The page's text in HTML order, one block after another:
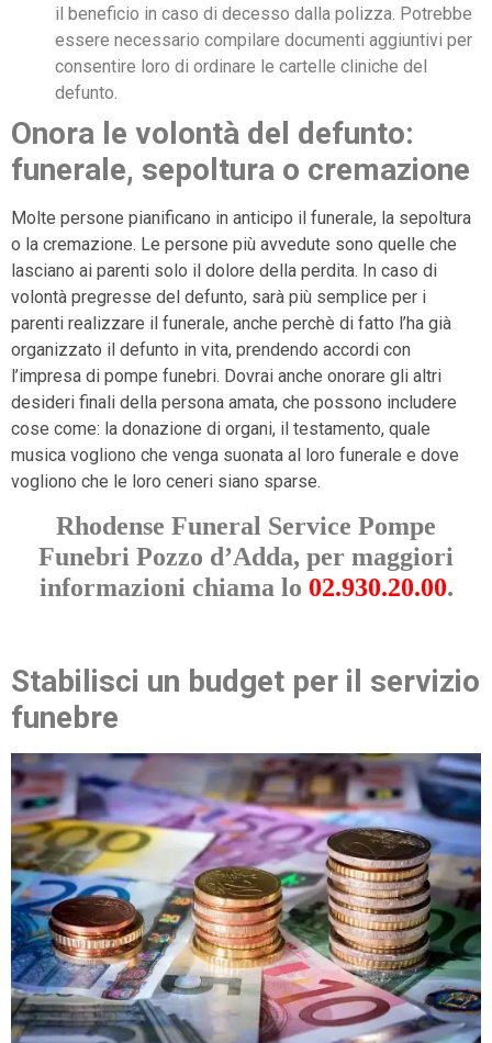
il beneficio in caso di decesso dalla polizza. Potrebbe
essere necessario compilare documenti aggiuntivi per
consentire loro di ordinare le cartelle cliniche del
defunto.
Onora le volontà del defunto:
funerale, sepoltura o cremazione
Molte persone pianificano in anticipo il funerale, la sepoltura
o la cremazione. Le persone più avvedute sono quelle che
lasciano ai parenti solo il dolore della perdita. In caso di
volontà pregresse del defunto, sarà più semplice per i
parenti realizzare il funerale, anche perchè di fatto l’ha già
organizzato il defunto in vita, prendendo accordi con
l’impresa di pompe funebri. Dovrai anche onorare gli altri
desideri finali della persona amata, che possono includere
cose come: la donazione di organi, il testamento, quale
musica vogliono che venga suonata al loro funerale e dove
vogliono che le loro ceneri siano sparse.
Rhodense Funeral Service Pompe
Funebri Pozzo d’Adda, per maggiori
informazioni chiama lo 02.930.20.00.
Stabilisci un budget per il servizio
funebre